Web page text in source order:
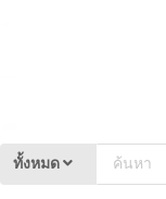
ทั้งหมด